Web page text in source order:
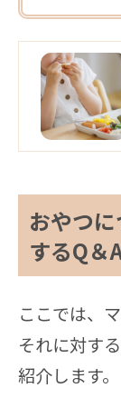
おやつ
するQ＆
ここでは、
それに対す
紹介します。